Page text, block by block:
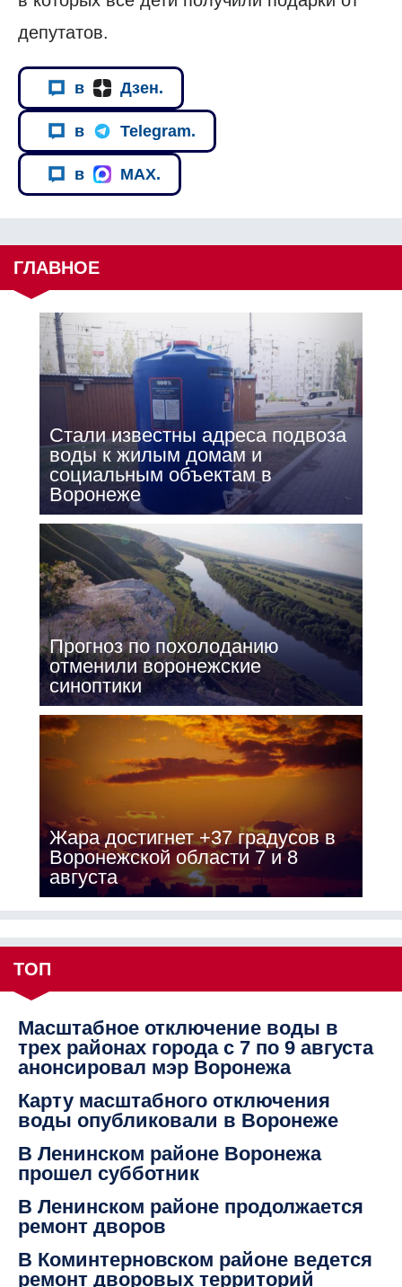
депутатов.
в Дзен.
в Telegram.
в MAX.
ГЛАВНОЕ
Стали известны адреса подвоза
воды к жилым домам и
социальным объектам в
Воронеже
Прогноз по похолоданию
отменили воронежские
синоптики
Жара достигнет +37 градусов в
Воронежской области 7 и 8
августа
ТОП
Масштабное отключение воды в
трех районах города с 7 по 9 августа
анонсировал мэр Воронежа
Карту масштабного отключения
воды опубликовали в Воронеже
В Ленинском районе Воронежа
прошел субботник
В Ленинском районе продолжается
ремонт дворов
В Коминтерновском районе ведется
ремонт дворовых территорий